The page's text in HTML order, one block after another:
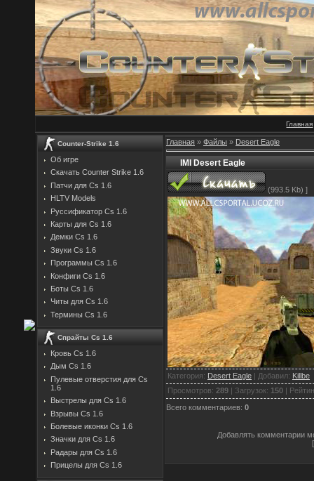
Главная
Counter-Strike 1.6
Об игре
Скачать Counter Strike 1.6
Патчи для Cs 1.6
HLTV Models
Руссификатор Cs 1.6
Карты для Cs 1.6
Демки Cs 1.6
Звуки Cs 1.6
Программы Cs 1.6
Конфиги Cs 1.6
Боты Cs 1.6
Читы для Cs 1.6
Термины Cs 1.6
Спрайты Cs 1.6
Кровь Cs 1.6
Дым Cs 1.6
Пулевые отверстия для Cs
1.6
Выстрелы для Cs 1.6
Взрывы Cs 1.6
Болевые иконки Cs 1.6
Значки для Cs 1.6
Радары для Cs 1.6
Прицелы для Cs 1.6
Главная » Файлы » Desert Eagle
IMI Desert Eagle
(993.5 Kb) ]
Категория: Desert Eagle | Добавил: Killbe
Просмотров: 289 | Загрузок: 150 |
Всего комментариев: 0
Добавлять комментарии